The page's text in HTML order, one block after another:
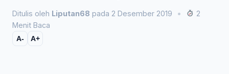
Ditulis oleh Liputan68 pada 2 Desember 2019 •
2
Menit Baca
A- A+